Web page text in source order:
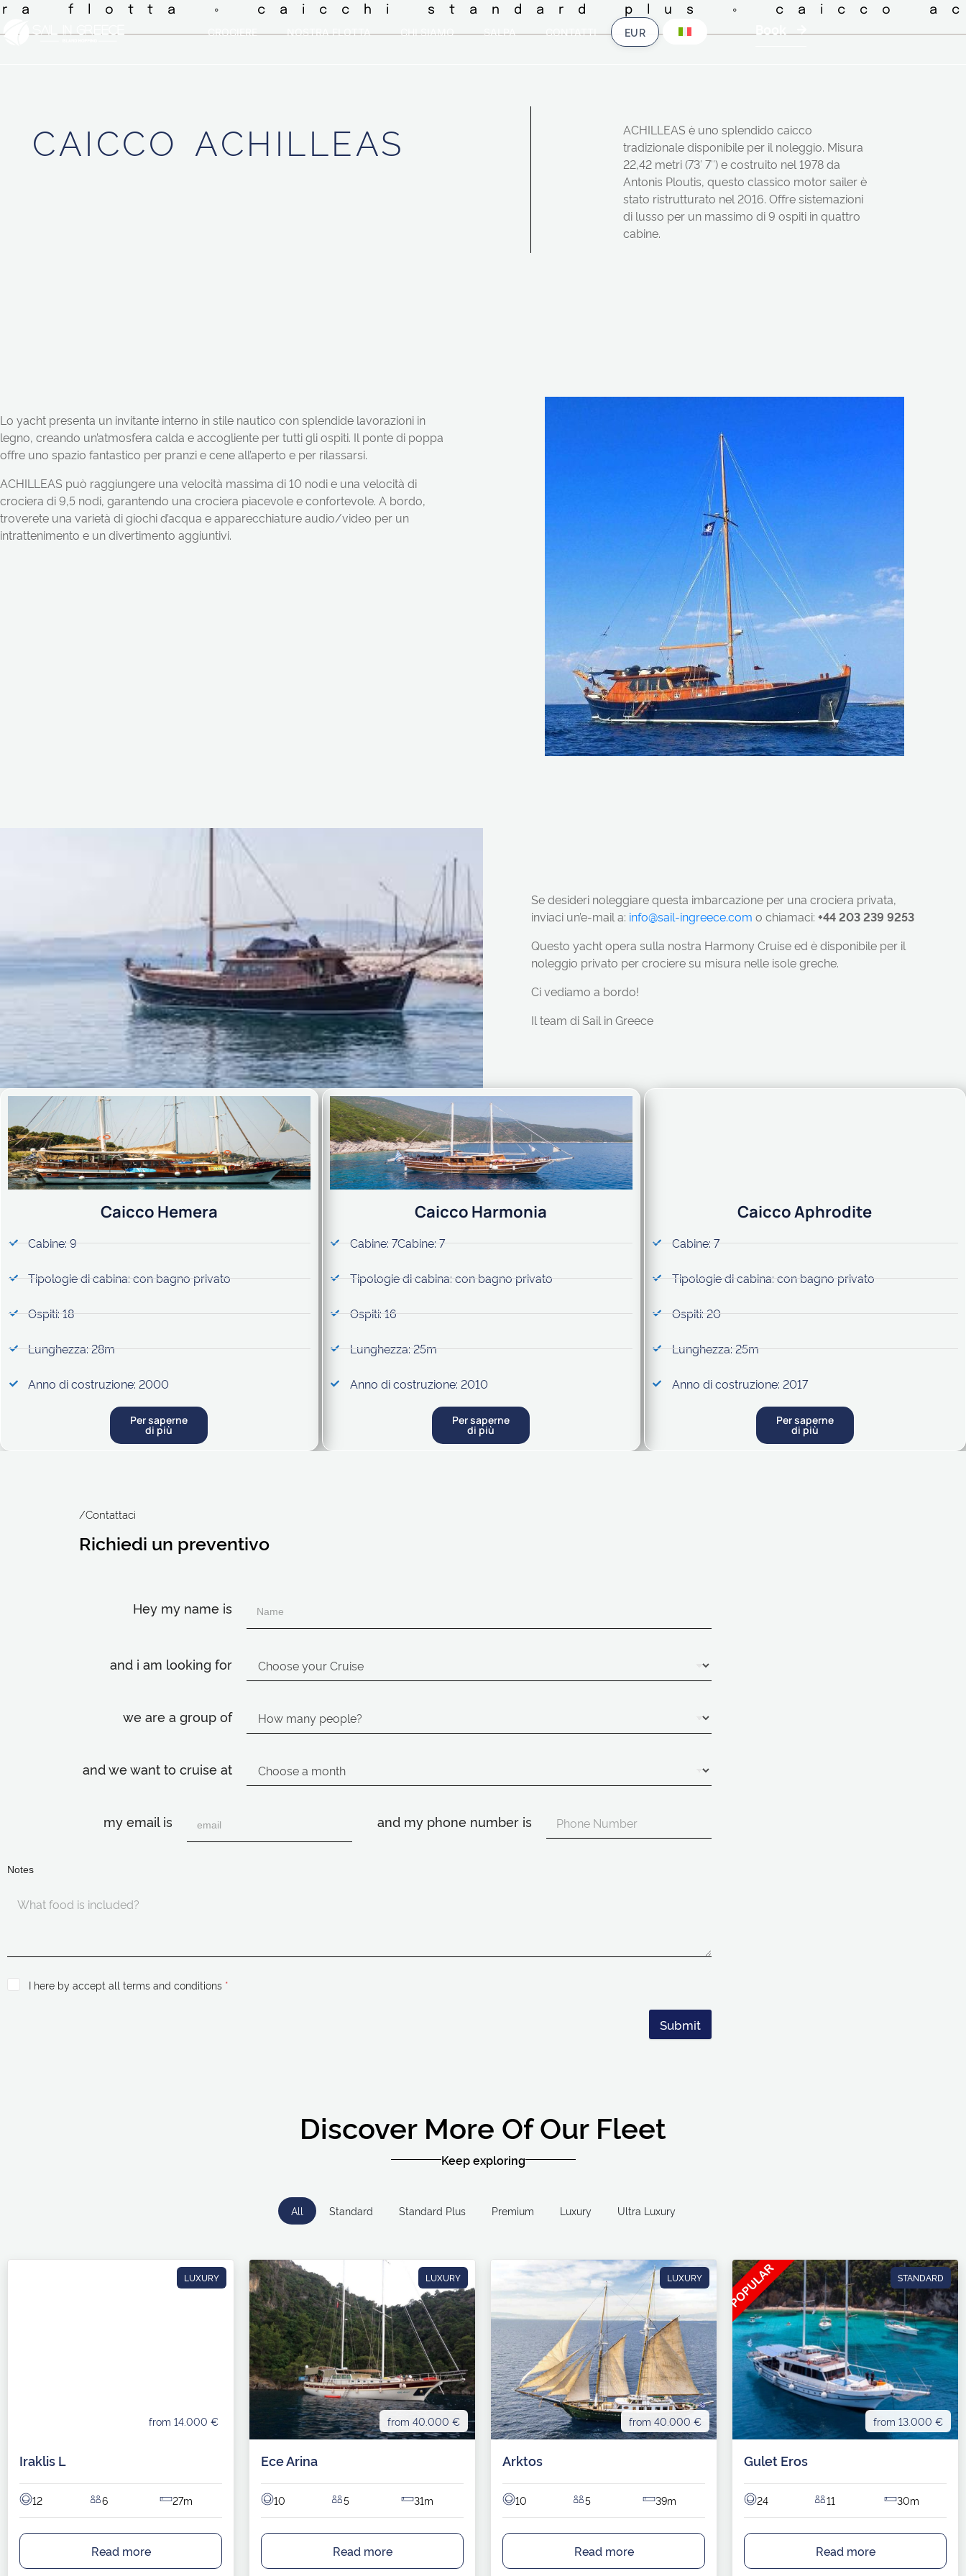
CROCIERE NOSTRA FLOTTA CHI SIAMO SALPA CONTATTI Book
flotta ◦ caicchi standard plus ◦ caicco
CAICCO ACHILLEAS
ACHILLEAS è uno splendido caicco
tradizionale disponibile per il noleggio. Misura
22,42 metri (73′ 7″) e costruito nel 1978 da
Antonis Ploutis, questo classico motor sailer è
stato ristrutturato nel 2016. Offre sistemazioni
di lusso per un massimo di 9 ospiti in quattro
cabine.
Lo yacht presenta un invitante interno in stile nautico con splendide lavorazioni in
legno, creando un’atmosfera calda e accogliente per tutti gli ospiti. Il ponte di poppa
offre uno spazio fantastico per pranzi e cene all’aperto e per rilassarsi.
ACHILLEAS può raggiungere una velocità massima di 10 nodi e una velocità di
crociera di 9,5 nodi, garantendo una crociera piacevole e confortevole. A bordo,
troverete una varietà di giochi d’acqua e apparecchiature audio/video per un
intrattenimento e un divertimento aggiuntivi.
Se desideri noleggiare questa imbarcazione per una crociera privata,
inviaci un’e-mail a: info@sail-ingreece.com o chiamaci:+44 203 239 9253
Questo yacht opera sulla nostra Harmony Cruise ed è disponibile per il
noleggio privato per crociere su misura nelle isole greche.
Ci vediamo a bordo!
Il team di Sail in Greece
Caicco Hemera
Cabine: 9
Tipologie di cabina: con bagno privato
Ospiti: 18
Lunghezza: 28m
Anno di costruzione: 2000
Per saperne
di più
Caicco Harmonia
Cabine: 7Cabine: 7
Tipologie di cabina: con bagno privato
Ospiti: 16
Lunghezza: 25m
Anno di costruzione: 2010
Per saperne
di più
Caicco Aphrodite
Cabine: 7
Tipologie di cabina: con bagno privato
Ospiti: 20
Lunghezza: 25m
Anno di costruzione: 2017
Per saperne
di più
/Contattaci
Richiedi un preventivo
Hey my name is
and i am looking for
we are a group of
and we want to cruise at
my email is and my phone number is
Notes
I here by accept all terms and conditions *
Submit
Discover More Of Our Fleet
Keep exploring
All Standard Standard Plus Premium Luxury Ultra Luxury
LUXURY
from 14.000 €
Iraklis L
12 6 27m
Read more
LUXURY
from 40.000 €
Ece Arina
10 5 31m
Read more
LUXURY
from 40.000 €
Arktos
10 5 39m
Read more
STANDARD
from 13.000 €
Gulet Eros
24 11 30m
Read more